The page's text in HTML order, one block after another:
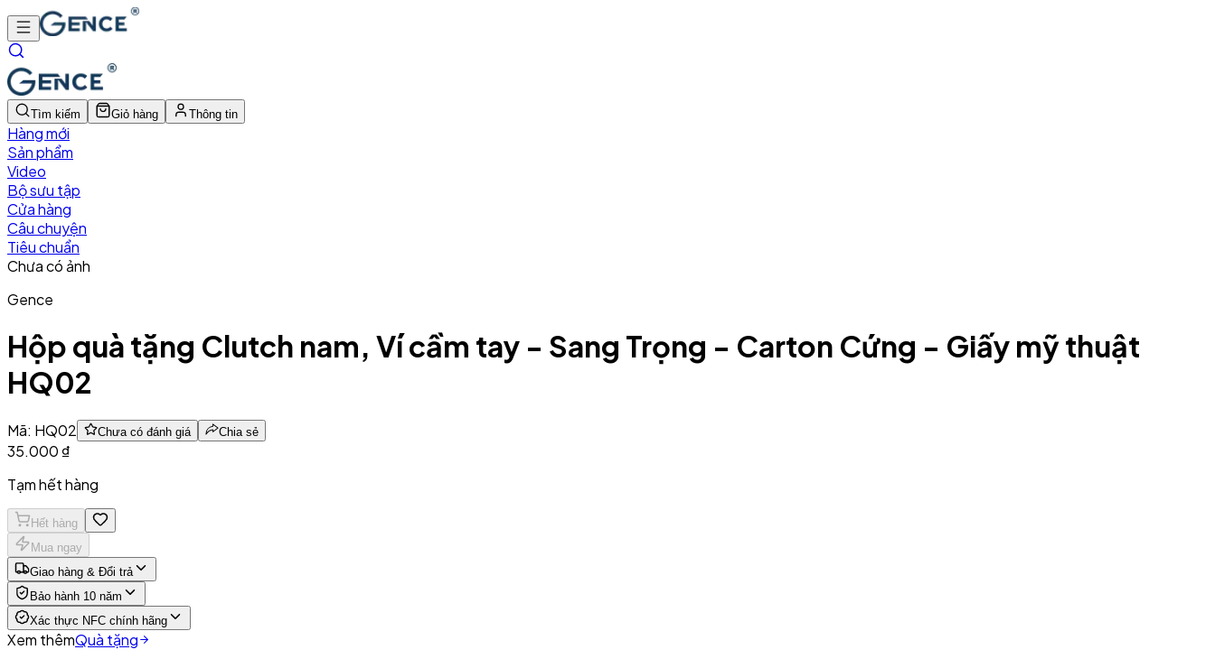
Tìm kiếm Giỏ hàng Thông tin
Hàng mới
Sản phẩm
Video
Bộ sưu tập
Cửa hàng
Câu chuyện
Tiêu chuẩn
Chưa có ảnh
Gence
Hộp quà tặng Clutch nam, Ví cầm tay - Sang Trọng - Carton Cứng - Giấy mỹ thuật
HQ02
Mã: HQ02 Chưa có đánh giá Chia sẻ
35.000 ₫
Tạm hết hàng
Hết hàng
Mua ngay
Giao hàng & Đổi trả
Bảo hành 10 năm
Xác thực NFC chính hãng
Xem thêmQuà tặng